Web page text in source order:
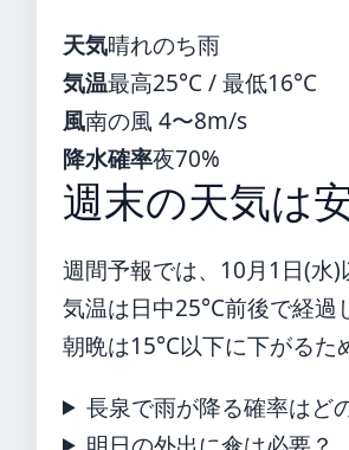
天気晴れのち雨
気温最高25°C / 最低16°C
風南の風 4〜8m/s
降水確率夜70%
週末の天気は
週間予報では、10月1日(水)
気温は日中25°C前後で経過
朝晩は15°C以下に下がるた
長泉で雨が降る確率はど